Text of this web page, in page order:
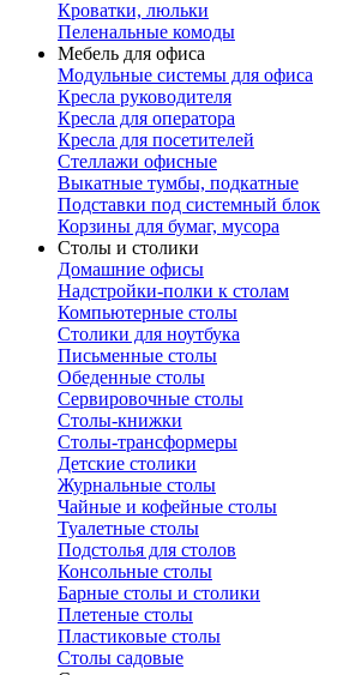
Кроватки, люльки
Пеленальные комоды
Мебель для офиса
Модульные системы для офиса
Кресла руководителя
Кресла для оператора
Кресла для посетителей
Стеллажи офисные
Выкатные тумбы, подкатные
Подставки под системный блок
Корзины для бумаг, мусора
Столы и столики
Домашние офисы
Надстройки-полки к столам
Компьютерные столы
Столики для ноутбука
Письменные столы
Обеденные столы
Сервировочные столы
Столы-книжки
Столы-трансформеры
Детские столики
Журнальные столы
Чайные и кофейные столы
Туалетные столы
Подстолья для столов
Консольные столы
Барные столы и столики
Плетеные столы
Пластиковые столы
Столы садовые